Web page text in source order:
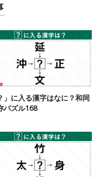
」に入る漢字はなに？和同
パズル168